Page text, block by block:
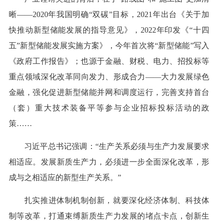
晰——2020年我国明确“双碳”目标，2021年出台《关于加
快推动新型储能发展的指导意见》，2022年印发《“十四
五”新型储能发展实施方案》，今年首次将“新型储能”写入
《政府工作报告》；也源于金融、财税、电力、招投标等
重点领域深化改革同向发力、形成合力——大力发展绿色
金融，强化促进新型储能并网和调度运行，完善支持首台
（套）重大技术装备平等参与企业招标投标活动的政
策……
习近平总书记强调：“生产关系必须与生产力发展要求
相适应。发展新质生产力，必须进一步全面深化改革，形
成与之相适应的新型生产关系。”
扎实推进体制机制创新，就要深化经济体制、科技体
制等改革，打通束缚新质生产力发展的堵点卡点，创新生